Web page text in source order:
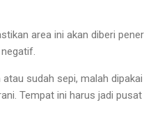
area ini akan diberi
sudah sepi, malah
Tempat ini harus jadi